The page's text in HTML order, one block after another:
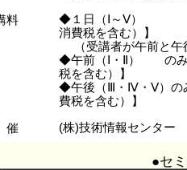
料
◆１日（Ⅰ～Ⅴ） 受
消費税を含む）】
（受講者が午前と午
◆午前（Ⅰ・Ⅱ） のみ
税を含む）】
◆午後（Ⅲ・Ⅳ・Ⅴ）の
費税を含む）】
催 (株)技術情報センター
●セ